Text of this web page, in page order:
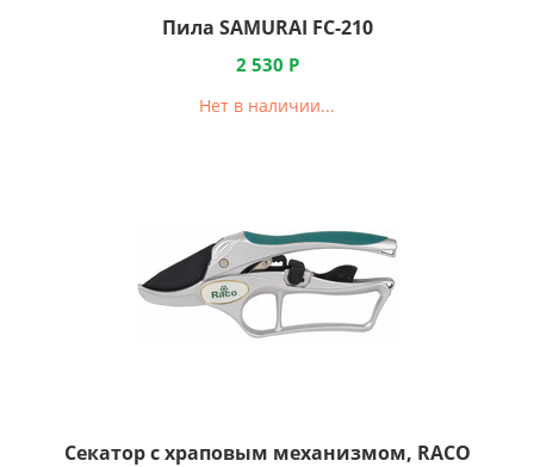
Пила SAMURAI FC-210
2 530 Р
Нет в наличии...
Секатор с храповым механизмом, RACO